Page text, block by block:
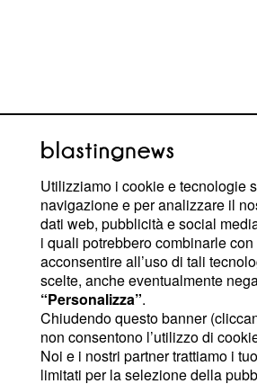
Il primo a perdere al televoto è
Scanu si salva. Nello studio
Buccino e Alex Belli.Dopo le
riguardati durante il reality, i due
Utilizziamo i cookie e tecnologie
navigazione e per analizzare il
dati web, pubblicità e social
i quali potrebbero combinarle
acconsentire all’uso di tali
scelte, anche eventualmente
“Personalizza”.
Chiudendo questo banner
non consentono l’utilizzo di
Noi e i nostri partner trattiamo i
limitati per la selezione della